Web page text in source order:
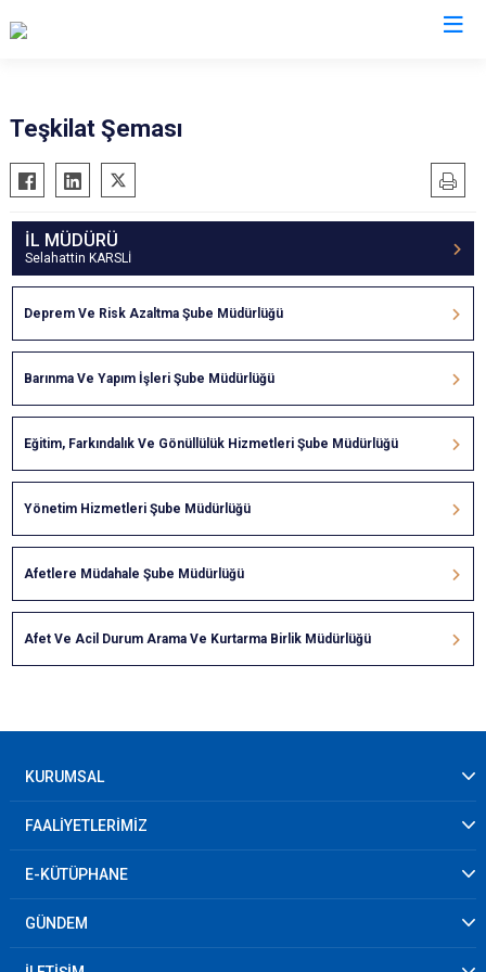
Teşkilat Şeması
İL MÜDÜRÜ
Selahattin KARSLİ
Deprem Ve Risk Azaltma Şube Müdürlüğü
Barınma Ve Yapım İşleri Şube Müdürlüğü
Eğitim, Farkındalık Ve Gönüllülük Hizmetleri Şube Müdürlüğü
Yönetim Hizmetleri Şube Müdürlüğü
Afetlere Müdahale Şube Müdürlüğü
Afet Ve Acil Durum Arama Ve Kurtarma Birlik Müdürlüğü
KURUMSAL
FAALİYETLERİMİZ
E-KÜTÜPHANE
GÜNDEM